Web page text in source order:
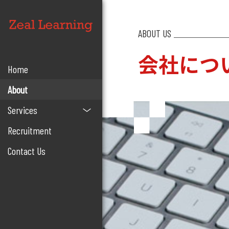
Home
About
Services
Recruitment
Contact Us
ABOUT US
会社につ